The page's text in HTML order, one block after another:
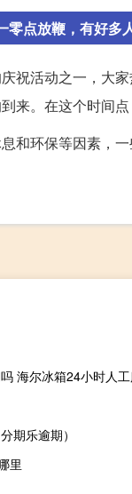
零点放鞭，有好多
祝活动之一，大
来。在这个时间
和环保等因素，
海尔冰箱24小时人
期乐逾期）
里